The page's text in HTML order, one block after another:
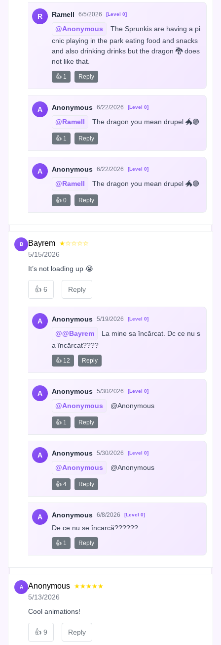
R Ramell 6/5/2026 [Level 0]
@Anonymous
The Sprunkis are having a pi
cnic playing in the park eating food and snacks
and also drinking drinks but the dragon 🐉 does
not like that.
👍 1 Reply
A Anonymous 6/22/2026 [Level 0]
@Ramell The dragon you mean drupel 🐲🟣
👍 1 Reply
A Anonymous 6/22/2026 [Level 0]
@Ramell The dragon you mean drupel 🐲🟣
👍 0 Reply
B Bayrem ★☆☆☆☆
5/15/2026
It’s not loading up 😭
👍 6 Reply
A Anonymous 5/19/2026 [Level 0]
@@Bayrem
La mine sa încărcat. Dc ce nu s
a încărcat????
👍 12 Reply
A Anonymous 5/30/2026 [Level 0]
@Anonymous @Anonymous
👍 1 Reply
A Anonymous 5/30/2026 [Level 0]
@Anonymous @Anonymous
👍 4 Reply
A Anonymous 6/8/2026 [Level 0]
De ce nu se încarcă??????
👍 1 Reply
A Anonymous ★★★★★
5/13/2026
Cool animations!
👍 9 Reply